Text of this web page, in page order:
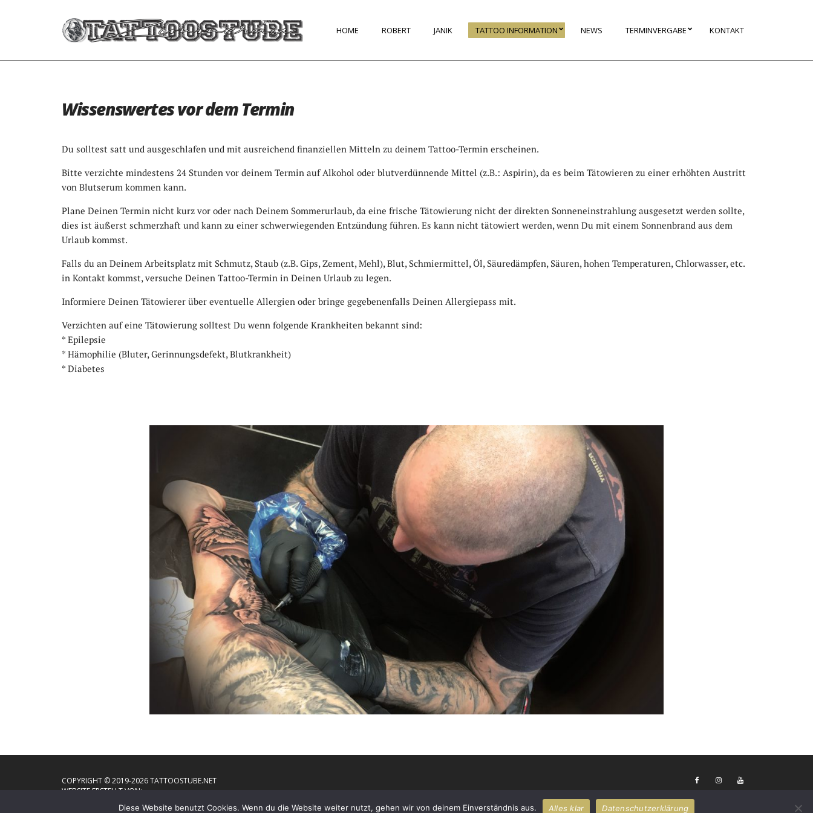
HOME ROBERT JANIK TATTOO INFORMATION NEWS TERMINVERGABE KONTAKT
Wissenswertes vor dem Termin
Du solltest satt und ausgeschlafen und mit ausreichend finanziellen Mitteln zu deinem Tattoo-Termin erscheinen.
Bitte verzichte mindestens 24 Stunden vor deinem Termin auf Alkohol oder blutverdünnende Mittel (z.B.: Aspirin), da es beim Tätowieren zu einer erhöhten Austritt
von Blutserum kommen kann.
Plane Deinen Termin nicht kurz vor oder nach Deinem Sommerurlaub, da eine frische Tätowierung nicht der direkten Sonneneinstrahlung ausgesetzt werden sollte,
dies ist äußerst schmerzhaft und kann zu einer schwerwiegenden Entzündung führen. Es kann nicht tätowiert werden, wenn Du mit einem Sonnenbrand aus dem
Urlaub kommst.
Falls du an Deinem Arbeitsplatz mit Schmutz, Staub (z.B. Gips, Zement, Mehl), Blut, Schmiermittel, Öl, Säuredämpfen, Säuren, hohen Temperaturen, Chlorwasser, etc.
in Kontakt kommst, versuche Deinen Tattoo-Termin in Deinen Urlaub zu legen.
Informiere Deinen Tätowierer über eventuelle Allergien oder bringe gegebenenfalls Deinen Allergiepass mit.
Verzichten auf eine Tätowierung solltest Du wenn folgende Krankheiten bekannt sind:
* Epilepsie
* Hämophilie (Bluter, Gerinnungsdefekt, Blutkrankheit)
* Diabetes
COPYRIGHT © 2019-2026 TATTOOSTUBE.NET
WEBSITE ERSTELLT VON:
AGB|Datenschutzerklärung
Diese Website benutzt Cookies. Wenn du die Website weiter nutzt, gehen wir von deinem Einverständnis aus. Alles klar Datenschutzerklärung